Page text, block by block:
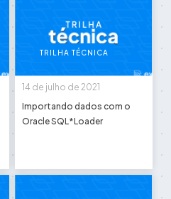
TRILHA TÉCNICA
14 de julho de 2021
Importando dados com o
Oracle SQL*Loader